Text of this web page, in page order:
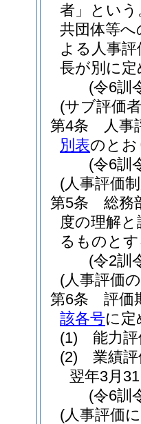
者」という
共団体等
よる人事
長が別に
(令6訓
(サブ評価
第4条
人事
別表のと
(令6訓
(人事評価
第5条
総務
度の理解
るものと
(令2訓
(人事評価
第6条
評価
該各号に
(1)
能力
(2)
業績
翌年3月
(令6訓
(人事評価